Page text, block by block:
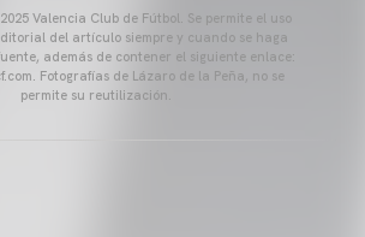
Valencia Club de Fútbol. Se permite el uso
del artículo siempre y cuando se haga
además de contener el siguiente enlace:
Fotografías de Lázaro de la Peña, no se
permite su reutilización.